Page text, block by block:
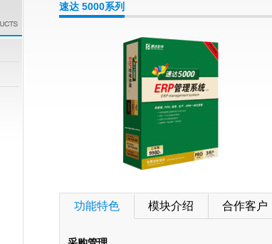
速达 5000系列
功能特色 模块介绍 合作客户